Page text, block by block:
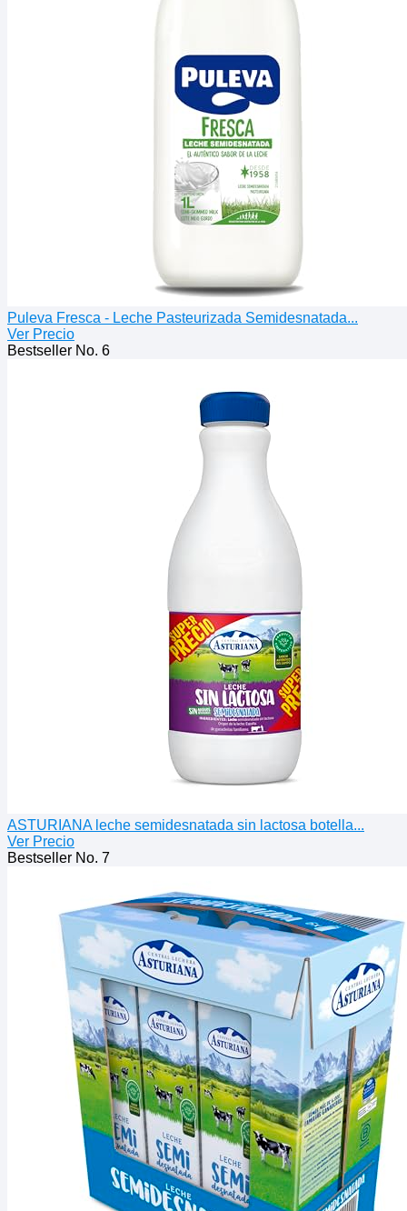
Puleva Fresca - Leche Pasteurizada Semidesnatada...
Ver Precio
Bestseller No. 6
ASTURIANA leche semidesnatada sin lactosa botella...
Ver Precio
Bestseller No. 7